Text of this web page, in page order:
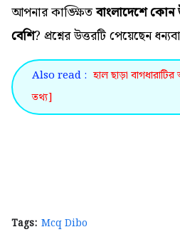
আপনার কাঙ্ক্ষিতবাংলাদেশে কোন
বেশি? প্রশ্নের উত্তরটি পেয়েছেন
Also read : হাল ছাড়া
তথ্য]
Tags: Mcq Dibo